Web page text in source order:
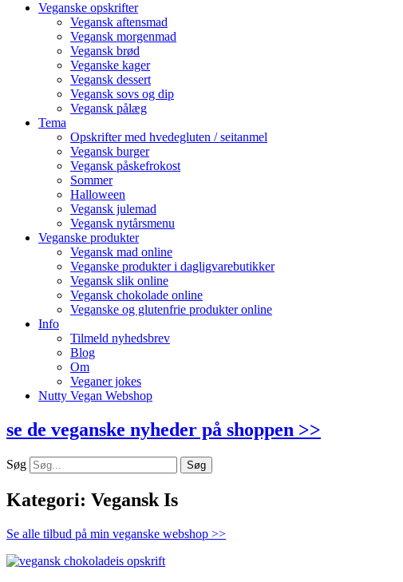
Veganske opskrifter
Vegansk aftensmad
Vegansk morgenmad
Vegansk brød
Veganske kager
Vegansk dessert
Vegansk sovs og dip
Vegansk pålæg
Tema
Opskrifter med hvedegluten / seitanmel
Vegansk burger
Vegansk påskefrokost
Sommer
Halloween
Vegansk julemad
Vegansk nytårsmenu
Veganske produkter
Vegansk mad online
Veganske produkter i dagligvarebutikker
Vegansk slik online
Vegansk chokolade online
Veganske og glutenfrie produkter online
Info
Tilmeld nyhedsbrev
Blog
Om
Veganer jokes
Nutty Vegan Webshop
se de veganske nyheder på shoppen >>
Søg Søg
Kategori: Vegansk Is
Se alle tilbud på min veganske webshop >>